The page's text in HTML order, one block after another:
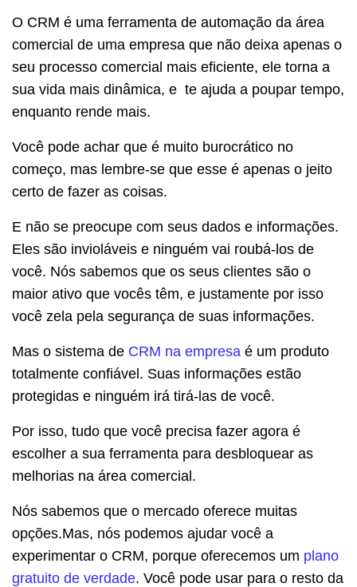
O CRM é uma ferramenta de automação da área
comercial de uma empresa que não deixa apenas o
seu processo comercial mais eficiente, ele torna a
sua vida mais dinâmica, e te ajuda a poupar tempo,
enquanto rende mais.
Você pode achar que é muito burocrático no
começo, mas lembre-se que esse é apenas o jeito
certo de fazer as coisas.
E não se preocupe com seus dados e informações.
Eles são invioláveis e ninguém vai roubá-los de
você. Nós sabemos que os seus clientes são o
maior ativo que vocês têm, e justamente por isso
você zela pela segurança de suas informações.
Mas o sistema de CRM na empresa é um produto
totalmente confiável. Suas informações estão
protegidas e ninguém irá tirá-las de você.
Por isso, tudo que você precisa fazer agora é
escolher a sua ferramenta para desbloquear as
melhorias na área comercial.
Nós sabemos que o mercado oferece muitas
opções.Mas, nós podemos ajudar você a
experimentar o CRM, porque oferecemos um plano
gratuito de verdade. Você pode usar para o resto da